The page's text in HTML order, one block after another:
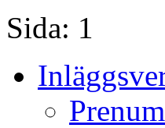
Sida: 1